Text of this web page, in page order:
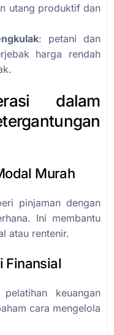
utang produktif dan
: petani dan
harga rendah
dalam
Murah
pinjaman dengan
Ini membantu
atau rentenir.
Finansial
keuangan
cara mengelola